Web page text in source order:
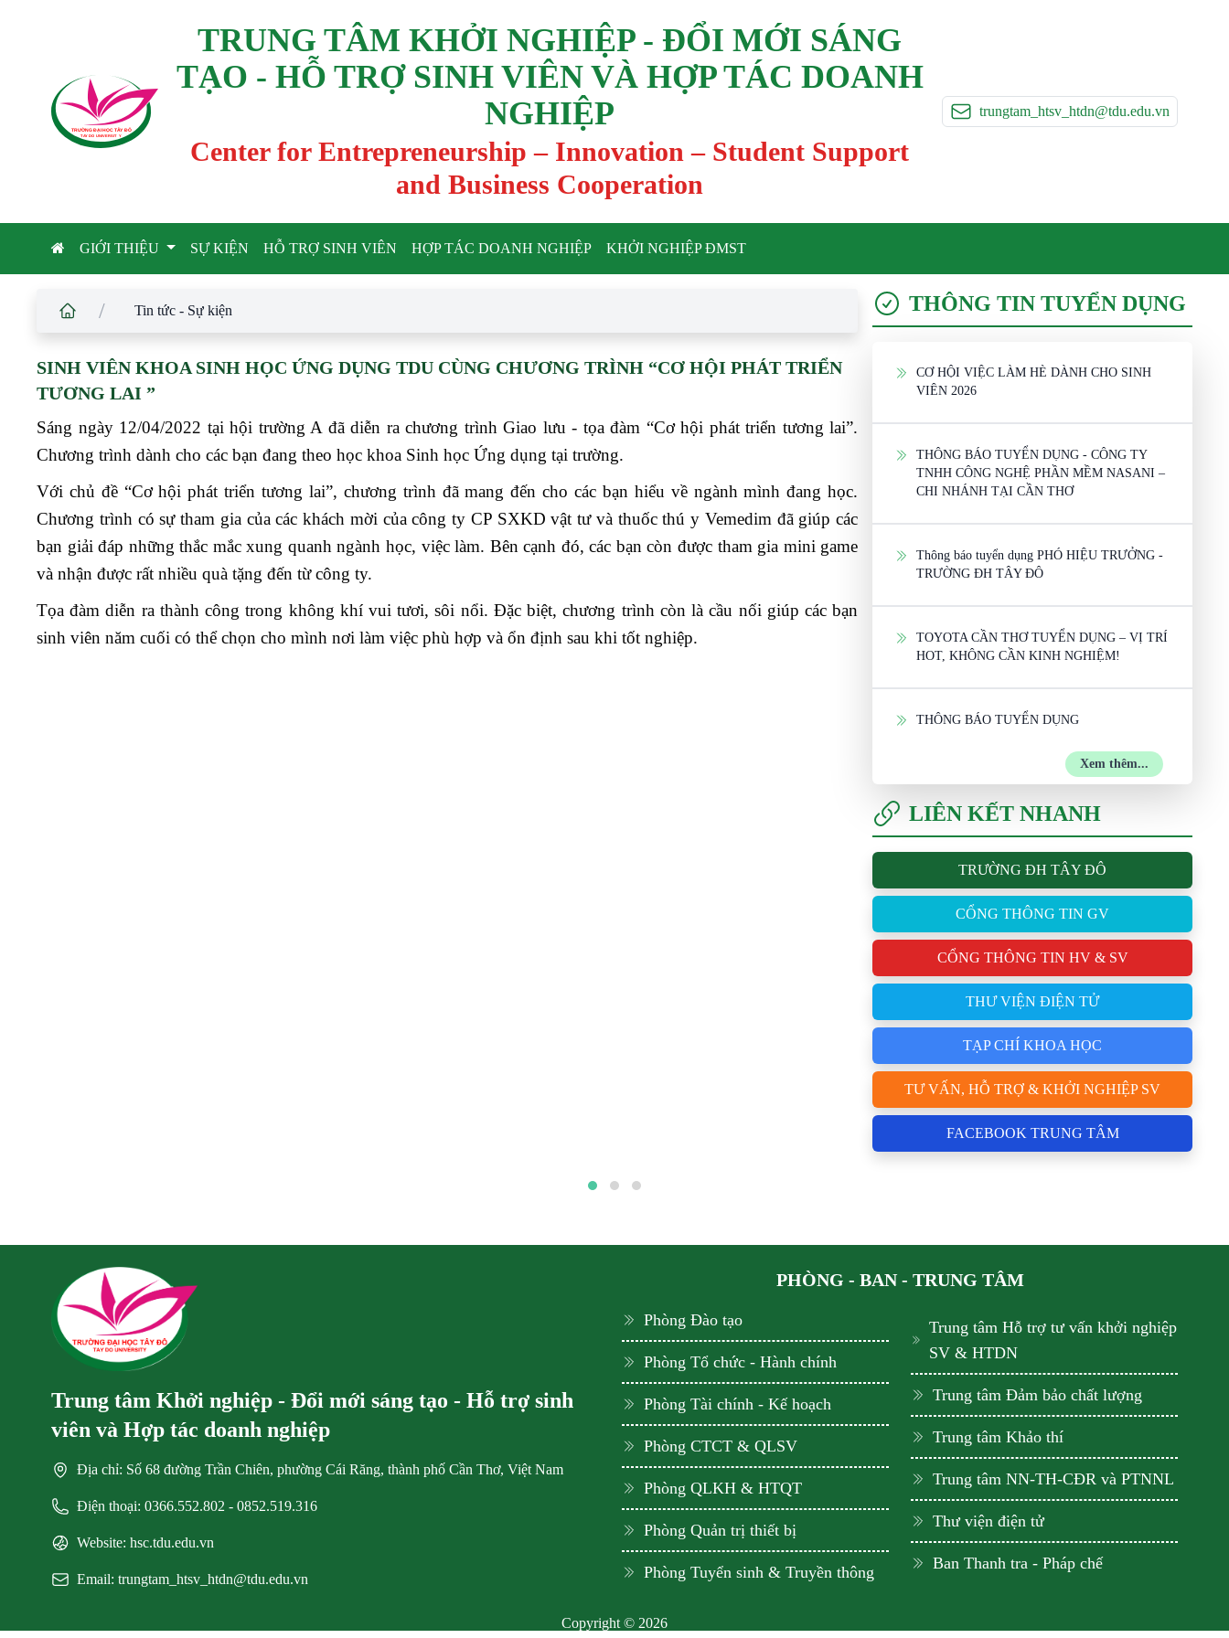
TRƯỜNG ĐẠI HỌC TÂY ĐÔ
TAY DO UNIVERSIT Y
TRUNG TÂM KHỞI NGHIỆP - ĐỔI MỚI SÁNG
TẠO - HỖ TRỢ SINH VIÊN VÀ HỢP TÁC DOANH
NGHIỆP
Center for Entrepreneurship – Innovation – Student Support
and Business Cooperation
trungtam_htsv_htdn@tdu.edu.vn
GIỚI THIỆU SỰ KIỆN HỖ TRỢ SINH VIÊN HỢP TÁC DOANH NGHIỆP KHỞI NGHIỆP ĐMST
/ Tin tức - Sự kiện
SINH VIÊN KHOA SINH HỌC ỨNG DỤNG TDU CÙNG CHƯƠNG TRÌNH “CƠ HỘI PHÁT TRIỂN
TƯƠNG LAI ”
Sáng ngày 12/04/2022 tại hội trường A đã diễn ra chương trình Giao lưu - tọa đàm “Cơ hội phát triển tương lai”.
Chương trình dành cho các bạn đang theo học khoa Sinh học Ứng dụng tại trường.
Với chủ đề “Cơ hội phát triển tương lai”, chương trình đã mang đến cho các bạn hiểu về ngành mình đang học.
Chương trình có sự tham gia của các khách mời của công ty CP SXKD vật tư và thuốc thú y Vemedim đã giúp các
bạn giải đáp những thắc mắc xung quanh ngành học, việc làm. Bên cạnh đó, các bạn còn được tham gia mini game
và nhận được rất nhiều quà tặng đến từ công ty.
Tọa đàm diễn ra thành công trong không khí vui tươi, sôi nổi. Đặc biệt, chương trình còn là cầu nối giúp các bạn
sinh viên năm cuối có thể chọn cho mình nơi làm việc phù hợp và ổn định sau khi tốt nghiệp.
THÔNG TIN TUYỂN DỤNG
CƠ HỘI VIỆC LÀM HÈ DÀNH CHO SINH
VIÊN 2026
THÔNG BÁO TUYỂN DỤNG - CÔNG TY
TNHH CÔNG NGHỆ PHẦN MỀM NASANI –
CHI NHÁNH TẠI CẦN THƠ
Thông báo tuyển dụng PHÓ HIỆU TRƯỞNG -
TRƯỜNG ĐH TÂY ĐÔ
TOYOTA CẦN THƠ TUYỂN DỤNG – VỊ TRÍ
HOT, KHÔNG CẦN KINH NGHIỆM!
THÔNG BÁO TUYỂN DỤNG
Xem thêm...
LIÊN KẾT NHANH
TRƯỜNG ĐH TÂY ĐÔ
CỔNG THÔNG TIN GV
CỔNG THÔNG TIN HV & SV
THƯ VIỆN ĐIỆN TỬ
TẠP CHÍ KHOA HỌC
TƯ VẤN, HỖ TRỢ & KHỞI NGHIỆP SV
FACEBOOK TRUNG TÂM
Trung tâm Khởi nghiệp - Đổi mới sáng tạo - Hỗ trợ sinh
viên và Hợp tác doanh nghiệp
Địa chỉ: Số 68 đường Trần Chiên, phường Cái Răng, thành phố Cần Thơ, Việt Nam
Điện thoại: 0366.552.802 - 0852.519.316
Website: hsc.tdu.edu.vn
Email: trungtam_htsv_htdn@tdu.edu.vn
PHÒNG - BAN - TRUNG TÂM
Phòng Đào tạo
Phòng Tổ chức - Hành chính
Phòng Tài chính - Kế hoạch
Phòng CTCT & QLSV
Phòng QLKH & HTQT
Phòng Quản trị thiết bị
Phòng Tuyển sinh & Truyền thông
Trung tâm Hỗ trợ tư vấn khởi nghiệp
SV & HTDN
Trung tâm Đảm bảo chất lượng
Trung tâm Khảo thí
Trung tâm NN-TH-CĐR và PTNNL
Thư viện điện tử
Ban Thanh tra - Pháp chế
Copyright © 2026